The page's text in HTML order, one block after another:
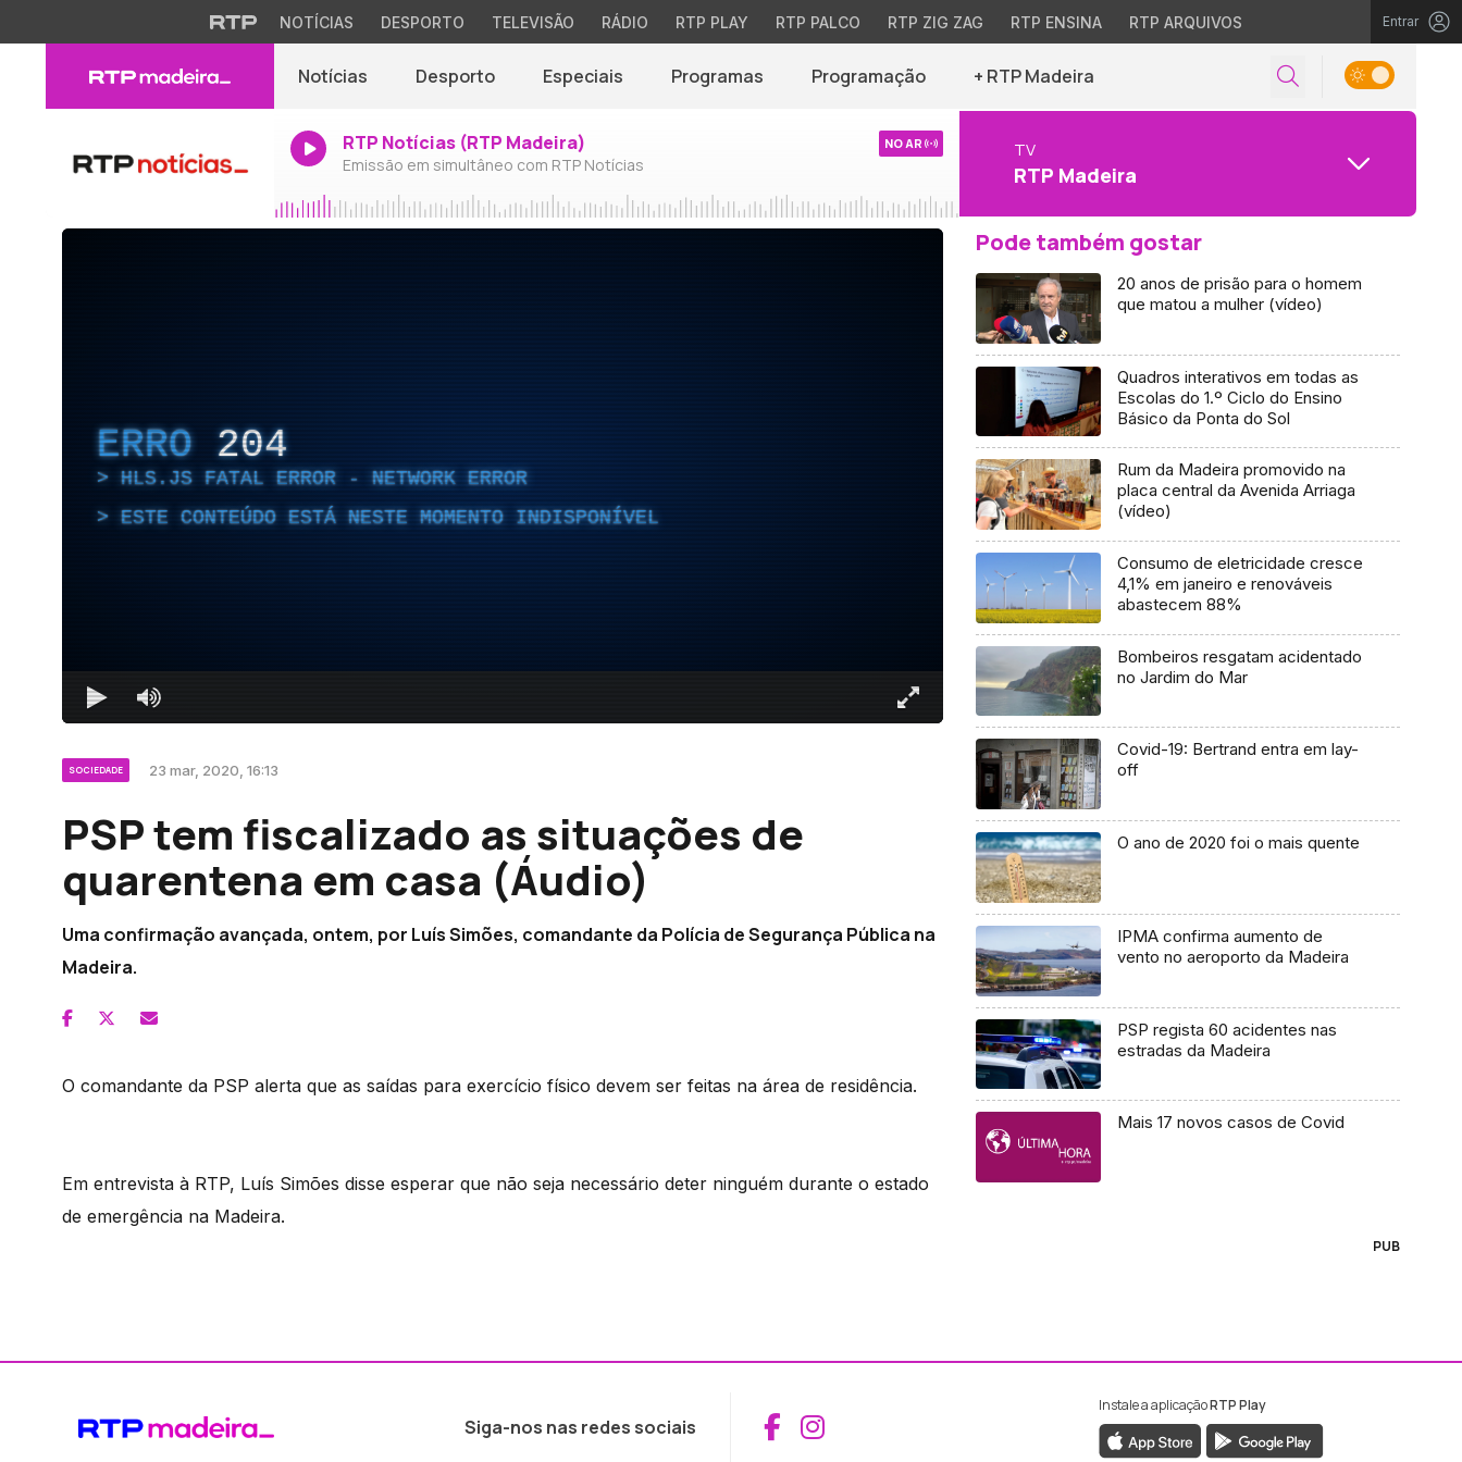
NOTÍCIAS DESPORTO TELEVISÃO RÁDIO RTP PLAY RTP PALCO RTP ZIG ZAG RTP ENSINA RTP ARQUIVOS Entrar
Notícias Desporto Especiais Programas Programação + RTP Madeira
RTP Notícias (RTP Madeira)
Emissão em simultâneo com RTP Notícias
NO AR TV
RTP Madeira
ERRO 204
HLS.JS FATAL ERROR - NETWORK ERROR
ESTE CONTEÚDO ESTÁ NESTE MOMENTO INDISPONÍVEL
SOCIEDADE 23 mar, 2020, 16:13
PSP tem fiscalizado as situações de
quarentena em casa (Áudio)
Uma confirmação avançada, ontem, por Luís Simões, comandante da Polícia de Segurança Pública na
Madeira.
O comandante da PSP alerta que as saídas para exercício físico devem ser feitas na área de residência.
Em entrevista à RTP, Luís Simões disse esperar que não seja necessário deter ninguém durante o estado
de emergência na Madeira.
Pode também gostar
20 anos de prisão para o homem
que matou a mulher (vídeo)
Quadros interativos em todas as
Escolas do 1.º Ciclo do Ensino
Básico da Ponta do Sol
Rum da Madeira promovido na
placa central da Avenida Arriaga
(vídeo)
Consumo de eletricidade cresce
4,1% em janeiro e renováveis
abastecem 88%
Bombeiros resgatam acidentado
no Jardim do Mar
Covid-19: Bertrand entra em lay-
off
O ano de 2020 foi o mais quente
IPMA confirma aumento de
vento no aeroporto da Madeira
PSP regista 60 acidentes nas
estradas da Madeira
Mais 17 novos casos de Covid
PUB
Siga-nos nas redes sociais Aceder ao Facebook da RTP Madeira
Aceder ao Instagram da RTP Madeira
Instale a aplicaçãoRTP Play